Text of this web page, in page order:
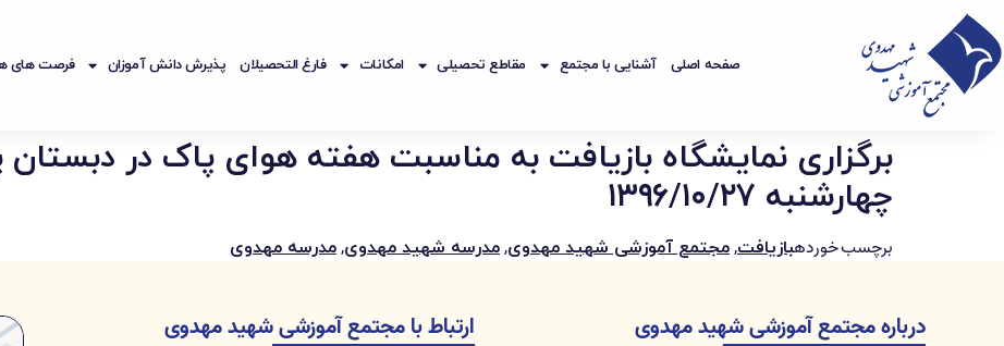
صفحه اصلی آشنایی با مجتمع مقاطع تحصیلی امکانات فارغ التحصیلان پذیرش دانش آموزان فرصت های
برگزاری نمایشگاه بازیافت به مناسبت هفته هوای پاک در
چهارشنبه ۱۳۹۶/۱۰/۲۷
برچسب خوردهبازیافت,مجتمع آموزشی شهید مهدوی,مدرسه شهید مهدوی,مدرسه مهدوی
درباره مجتمع آموزشی شهید مهدوی ارتباط با مجتمع آموزشی شهید مهدوی